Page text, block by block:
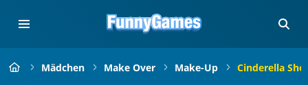
Mädchen Make Over Make-Up Cinderella